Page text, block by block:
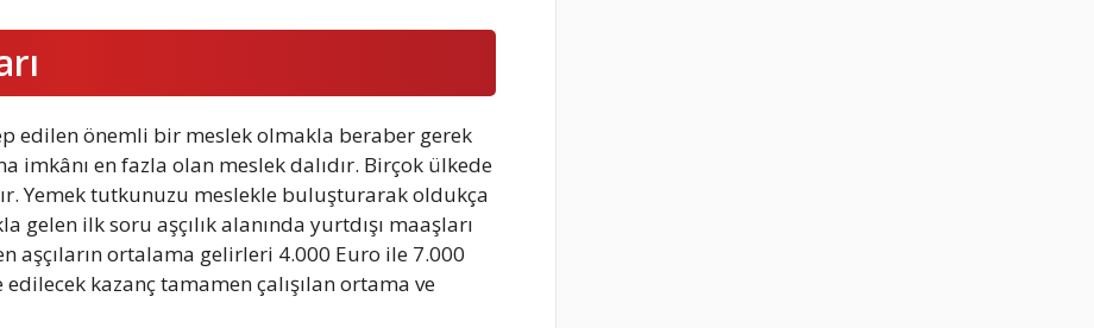
edilen önemli bir meslek olmakla beraber gerek
imkânı en fazla olan meslek dalıdır. Birçok ülkede
Yemek tutkunuzu meslekle buluşturarak oldukça
ilk soru aşçılık alanında yurtdışı maaşları
aşçıların ortalama gelirleri 4.000 Euro ile 7.000
kazanç tamamen çalışılan ortama ve